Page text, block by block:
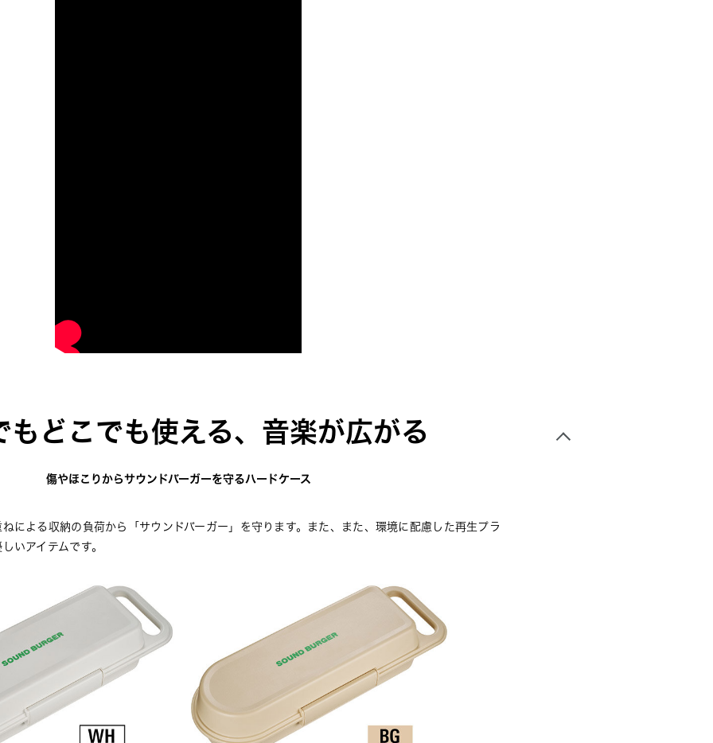
もどこでも使える、音楽が広がる
傷やほこりからサウンドバーガーを守るハードケース
による収納の負荷から「サウンドバーガー」を守ります。また、また、環境に配慮した再生プラ
いアイテムです。